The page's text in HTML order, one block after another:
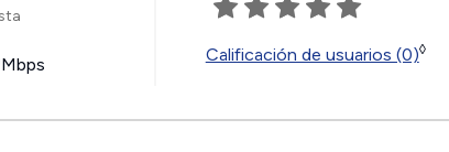
Mbps Calificación de usuarios (0)◊